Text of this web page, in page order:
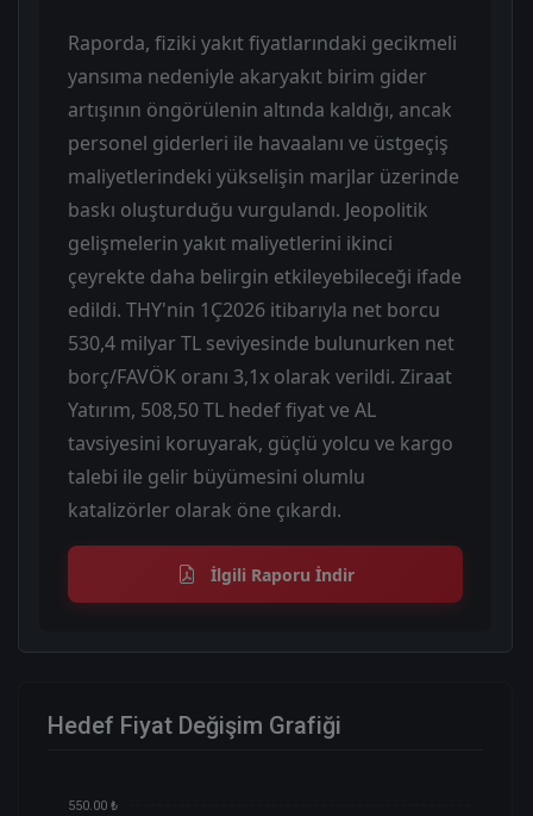
Raporda, fiziki yakıt fiyatlarındaki gecikmeli
yansıma nedeniyle akaryakıt birim gider
artışının öngörülenin altında kaldığı, ancak
personel giderleri ile havaalanı ve üstgeçiş
maliyetlerindeki yükselişin marjlar üzerinde
baskı oluşturduğu vurgulandı. Jeopolitik
gelişmelerin yakıt maliyetlerini ikinci
çeyrekte daha belirgin etkileyebileceği ifade
edildi. THY'nin 1Ç2026 itibarıyla net borcu
530,4 milyar TL seviyesinde bulunurken net
borç/FAVÖK oranı 3,1x olarak verildi. Ziraat
Yatırım, 508,50 TL hedef fiyat ve AL
tavsiyesini koruyarak, güçlü yolcu ve kargo
talebi ile gelir büyümesini olumlu
katalizörler olarak öne çıkardı.
İlgili Raporu İndir
Hedef Fiyat Değişim Grafiği
550.00 ₺